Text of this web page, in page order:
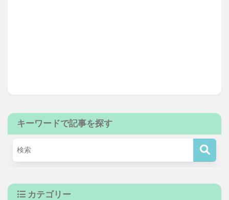
キーワードで記事を探す
カテゴリー